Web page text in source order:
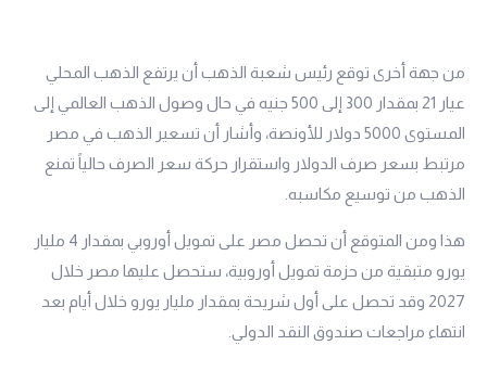
من جهة أخرى توقع رئيس شعبة الذهب أن يرتفع الذهب المحلي
عيار 21 بمقدار 300 إلى 500 جنيه في حال وصول الذهب العالمي إلى
المستوى 5000 دولار للأونصة، وأشار أن تسعير الذهب في مصر
مرتبط بسعر صرف الدولار واستقرار حركة سعر الصرف حالياً تمنع
الذهب من توسيع مكاسبه.
هذا ومن المتوقع أن تحصل مصر على تمويل أوروبي بمقدار 4 مليار
يورو متبقية من حزمة تمويل أوروبية، ستحصل عليها مصر خلال
2027 وقد تحصل على أول شريحة بمقدار مليار يورو خلال أيام بعد
انتهاء مراجعات صندوق النقد الدولي.